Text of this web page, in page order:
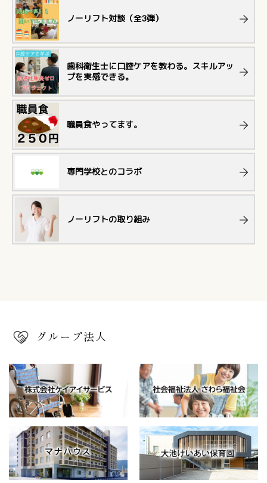
ノーリフト対談（全3弾）
歯科衛生士に口腔ケアを教わる。スキルアッ
プを実感できる。
職員食やってます。
専門学校とのコラボ
ノーリフトの取り組み
グループ法人